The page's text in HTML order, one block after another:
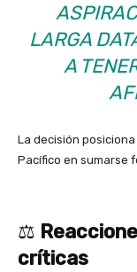
LARGA
A
La decisión
Pacífico en sumarse
⚖️
críticas